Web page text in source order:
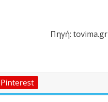
Πηγή: tovima.gr
Pinterest